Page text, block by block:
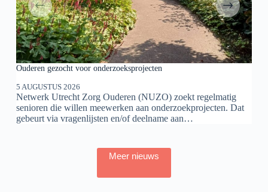
Ouderen gezocht voor onderzoeksprojecten
5 AUGUSTUS 2026
Netwerk Utrecht Zorg Ouderen (NUZO) zoekt regelmatig
senioren die willen meewerken aan onderzoekprojecten. Dat
gebeurt via vragenlijsten en/of deelname aan…
Meer nieuws